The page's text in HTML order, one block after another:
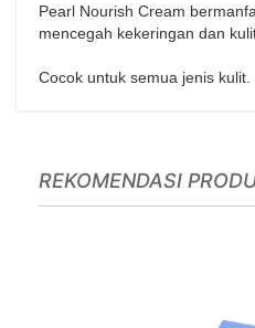
Pearl Nourish Cream
mencegah kekeringan dan
Cocok untuk semua jenis kulit.
REKOMENDASI